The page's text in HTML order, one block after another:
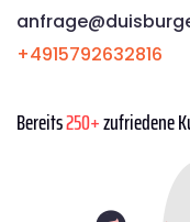
+4915792632816
Bereits250+zufriedene